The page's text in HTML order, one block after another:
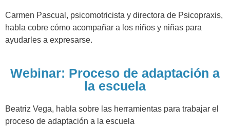
Carmen Pascual, psicomotricista y directora de Psicopraxis,
habla cobre cómo acompañar a los niños y niñas para
ayudarles a expresarse.
Webinar: Proceso de adaptación a
la escuela
Beatriz Vega, habla sobre las herramientas para trabajar el
proceso de adaptación a la escuela